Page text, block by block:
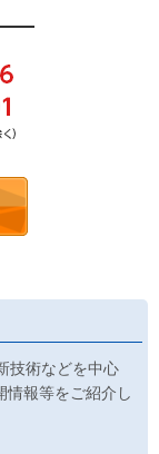
技術などを中心
情報等をご紹介し